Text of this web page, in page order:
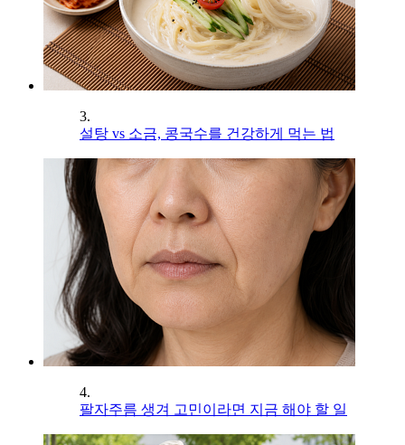
3.
설탕 vs 소금, 콩국수를 건강하게 먹는 법
4.
팔자주름 생겨 고민이라면 지금 해야 할 일